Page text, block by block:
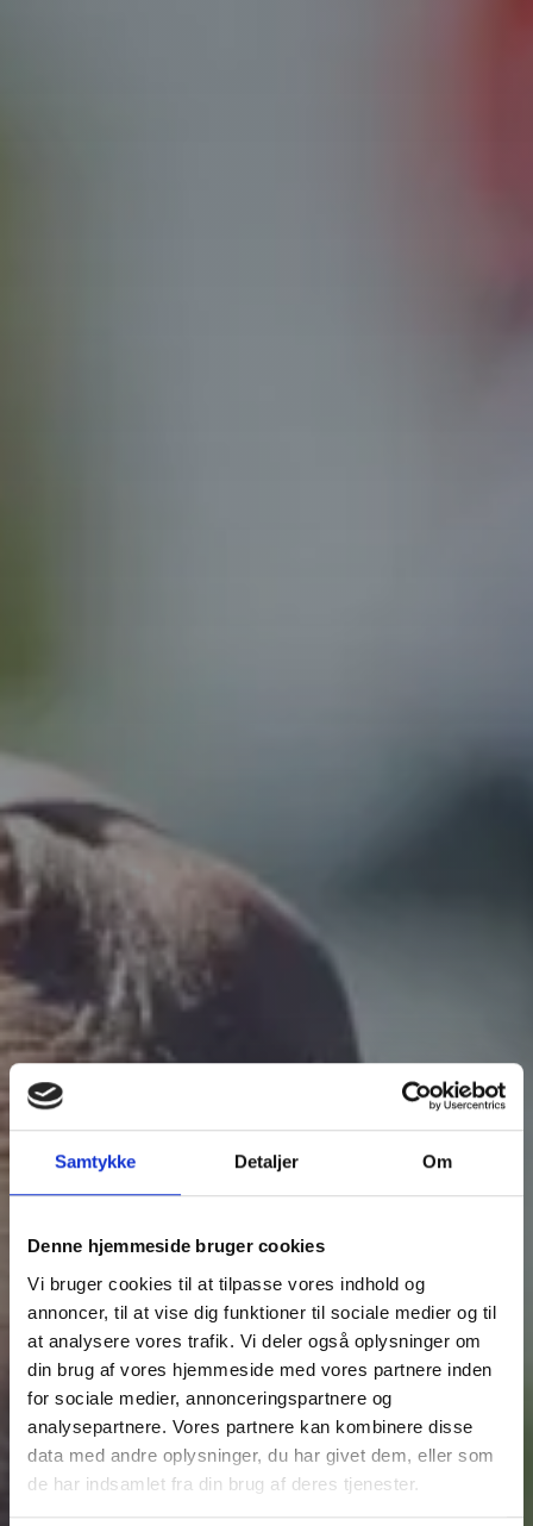
Samtykke Detaljer Om
Denne hjemmeside bruger cookies
Vi bruger cookies til at tilpasse vores indhold og
annoncer, til at vise dig funktioner til sociale medier og til
at analysere vores trafik. Vi deler også oplysninger om
din brug af vores hjemmeside med vores partnere inden
for sociale medier, annonceringspartnere og
analysepartnere. Vores partnere kan kombinere disse
data med andre oplysninger, du har givet dem, eller som
de har indsamlet fra din brug af deres tjenester.
BYGMA 5 ÅRS